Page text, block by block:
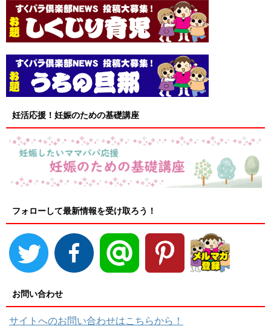
妊活応援！妊娠のための基礎講座
フォローして最新情報を受け取ろう！
お問い合わせ
サイトへのお問い合わせはこちらから！